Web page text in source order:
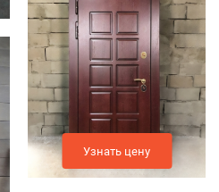
Узнать цену